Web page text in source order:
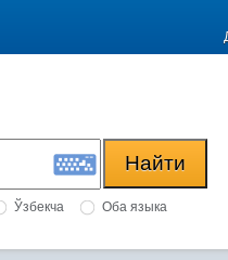
Ўзбекча Оба языка